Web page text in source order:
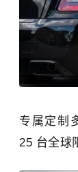
专属定制
25 台全球